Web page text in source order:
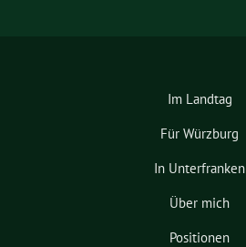
Im Landtag
Für Würzburg
In Unterfranken
Über mich
Positionen